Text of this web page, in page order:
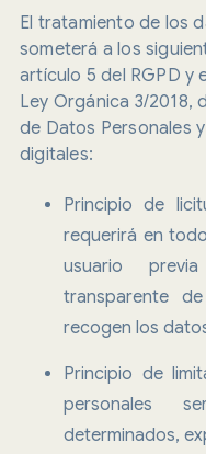
El tratamiento de los
someterá a los
artículo 5 del RGPD y
Ley Orgánica 3/2018,
de Datos Personales
digitales:
Principio de
requerirá en
usuario
transparente
recogen los
Principio de
personales
determinados,